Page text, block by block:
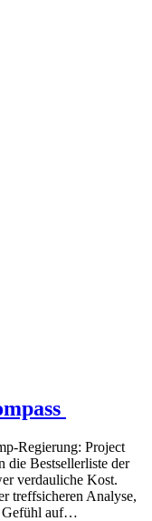
Regierung: Project
die Bestsellerliste der
verdauliche Kost.
treffsicheren Analyse,
Gefühl auf…